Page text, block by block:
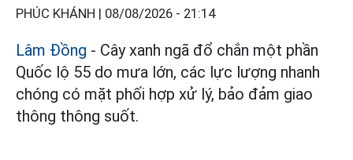
PHÚC KHÁNH | 08/08/2026 - 21:14
Lâm Đồng - Cây xanh ngã đổ chắn một phần
Quốc lộ 55 do mưa lớn, các lực lượng nhanh
chóng có mặt phối hợp xử lý, bảo đảm giao
thông thông suốt.